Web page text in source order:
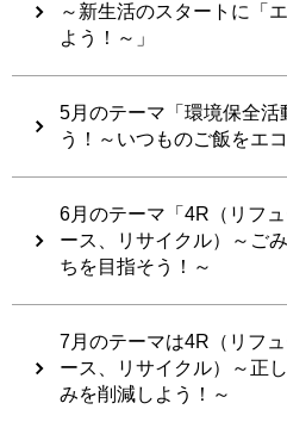
～新生活のスタートに「
よう！～」
5月のテーマ「環境保全活
う！～いつものご飯をエコ
6月のテーマ「4R（リフ
ース、リサイクル）～ご
ちを目指そう！～
7月のテーマは4R（リフ
ース、リサイクル）～正
みを削減しよう！～